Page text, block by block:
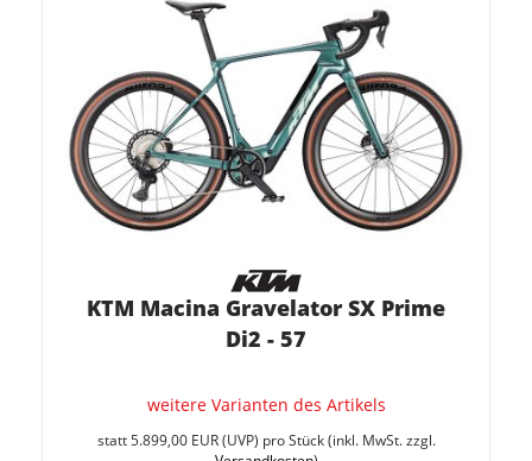
KTM Macina Gravelator SX Prime
Di2 - 57
weitere Varianten des Artikels
statt5.899,00 EUR(UVP) pro Stück (inkl. MwSt. zzgl.